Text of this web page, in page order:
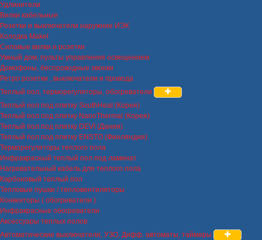
Удлинители
Вилки кабельные
Розетки и выключатели наружние ИЭК
Колодка Makel
Силовые вилки и розетки
Умный дом, пульты управления освещением
Домофоны, беспроводные звонки
Ретро розетки , выключатели и провода
Теплый пол, терморегуляторы, обогреватели
Теплый пол под плитку SouthHeat (Корея)
Теплый пол под плитку NanoThermal (Корея)
Теплый пол под плитку DEVI (Дания)
Теплый пол под плитку ENSTO (Финляндия)
Терморегуляторы теплого пола
Инфракрасный теплый пол под ламинат
Нагревательный кабель для теплого пола
Карбоновый теплый пол
Тепловые пушки / тепловентиляторы
Конвекторы ( обогреватели )
Инфракрасные обогреватели
Аксессуары теплых полов
Автоматические выключатели, УЗО, Дифф. автоматы, таймеры